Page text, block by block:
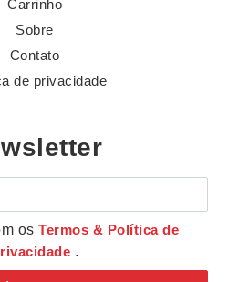
Carrinho
Sobre
Contato
de privacidade
osTermos & Política de
.